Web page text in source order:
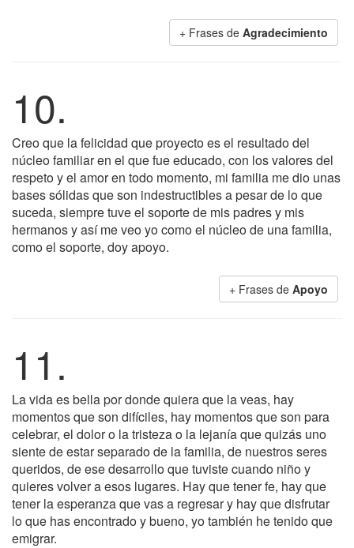
+ Frases de Agradecimiento
10.
Creo que la felicidad que proyecto es el resultado del
núcleo familiar en el que fue educado, con los valores del
respeto y el amor en todo momento, mi familia me dio unas
bases sólidas que son indestructibles a pesar de lo que
suceda, siempre tuve el soporte de mis padres y mis
hermanos y así me veo yo como el núcleo de una familia,
como el soporte, doy apoyo.
+ Frases de Apoyo
11.
La vida es bella por donde quiera que la veas, hay
momentos que son difíciles, hay momentos que son para
celebrar, el dolor o la tristeza o la lejanía que quizás uno
siente de estar separado de la familia, de nuestros seres
queridos, de ese desarrollo que tuviste cuando niño y
quieres volver a esos lugares. Hay que tener fe, hay que
tener la esperanza que vas a regresar y hay que disfrutar
lo que has encontrado y bueno, yo también he tenido que
emigrar.